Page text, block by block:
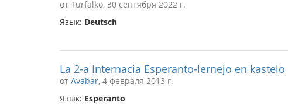
от Turfalko, 30 сентября 2022 г.
Язык: Deutsch
La 2-a Internacia Esperanto-lernejo en kastelo
от Avabar, 4 февраля 2013 г.
Язык: Esperanto